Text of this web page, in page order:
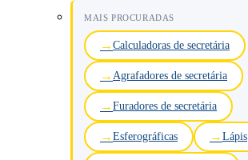
MAIS PROCURADAS
Calculadoras de secretária
Agrafadores de secretária
Furadores de secretária
Esferográficas Lápis